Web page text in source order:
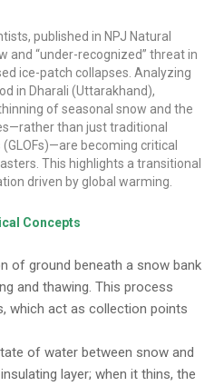
published in NPJ Natural
and “under-recognized” threat in
ice-patch collapses. Analyzing
in Dharali (Uttarakhand),
of seasonal snow and the
than just traditional
becoming critical
This highlights a transitional
driven by global warming.
Concepts
of ground beneath a snow bank
and thawing. This process
which act as collection points
of water between snow and
layer; when it thins, the